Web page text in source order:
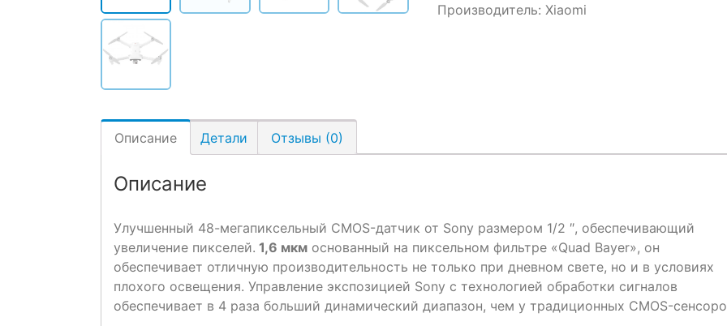
Производитель: Xiaomi
Описание Детали Отзывы (0)
Описание
Улучшенный 48-мегапиксельный CMOS-датчик от Sony размером 1/2 ″, обеспечивающий
увеличение пикселей. 1,6 мкм основанный на пиксельном фильтре «Quad Bayer», он
обеспечивает отличную производительность не только при дневном свете, но и в условиях
плохого освещения. Управление экспозицией Sony с технологией обработки сигналов
обеспечивает в 4 раза больший динамический диапазон, чем у традиционных CMOS-